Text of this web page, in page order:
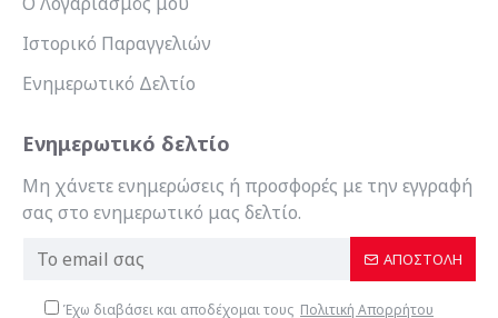
Ιστορικό Παραγγελιών
Ενημερωτικό Δελτίο
Ενημερωτικό δελτίο
Μη χάνετε ενημερώσεις ή προσφορές με την εγγραφή
σας στο ενημερωτικό μας δελτίο.
ΑΠΟΣΤΟΛΉ
Έχω διαβάσει και αποδέχομαι τους Πολιτική Απορρήτου